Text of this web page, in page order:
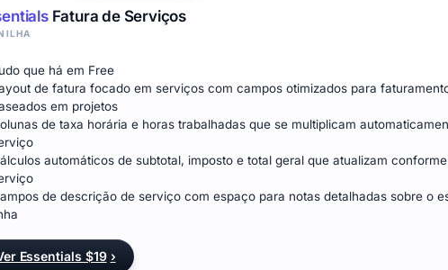
Fatura de Serviços
que há em Free
de fatura focado em serviços com campos otimizados para
em projetos
de taxa horária e horas trabalhadas que se multiplicam
automáticos de subtotal, imposto e total geral que atualizam
de descrição de serviço com espaço para notas detalhadas sobre o
Essentials $19 ›